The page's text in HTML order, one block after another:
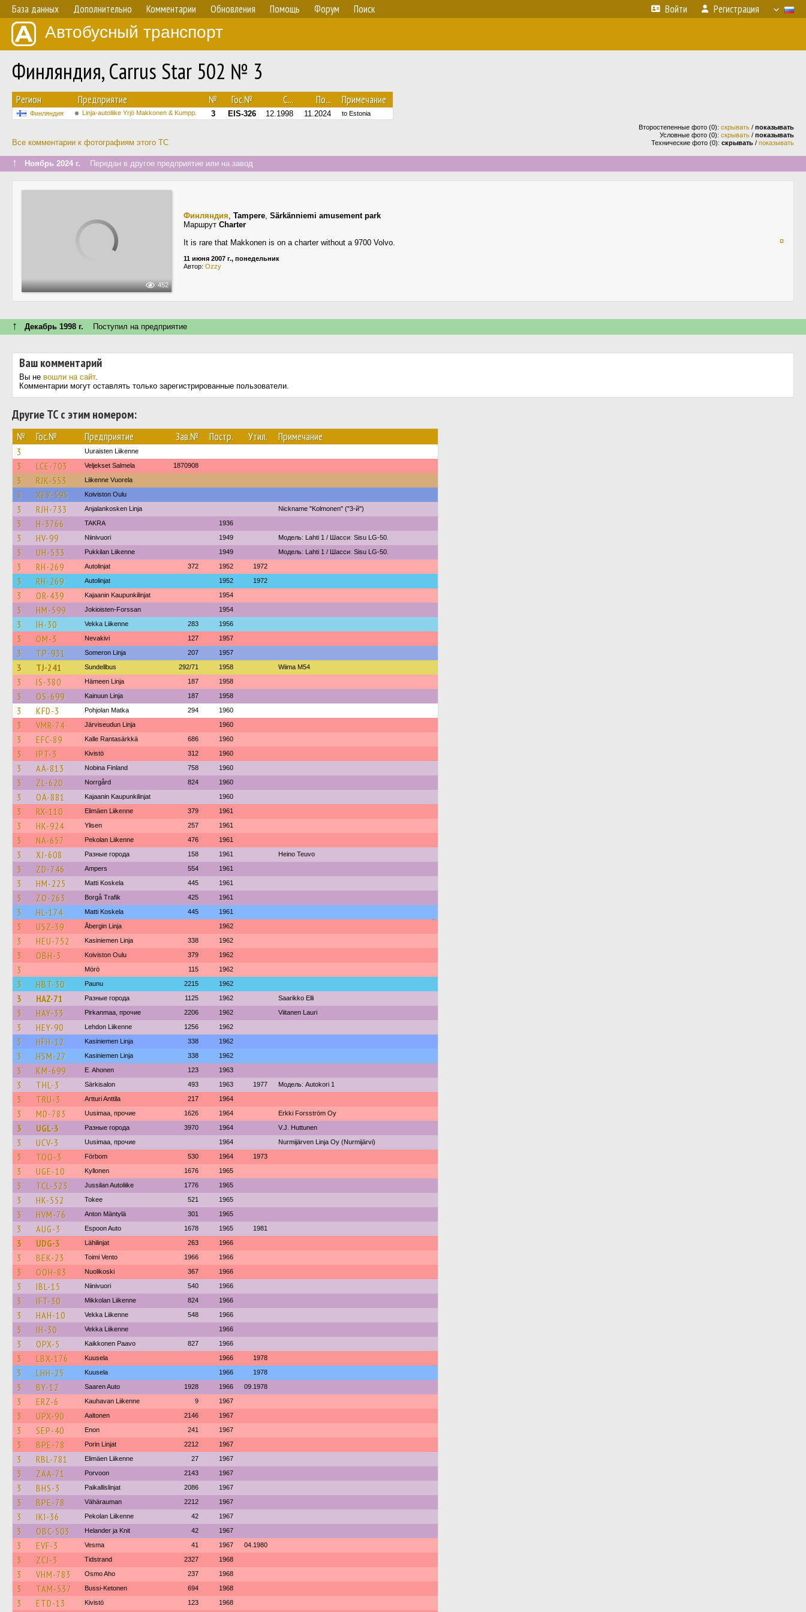
База данных Дополнительно Комментарии Обновления Помощь Форум Поиск Войти Регистрация
Автобусный транспорт
Финляндия, Carrus Star 502 № 3
Регион Предприятие № Гос.№ С... По... Примечание
Финляндия Linja-autoliike Yrjö Makkonen & Kumpp. 3 EIS-326 12.1998 11.2024 to Estonia
Все комментарии к фотографиям этого ТС
Второстепенные фото (0): скрывать / показывать
Условные фото (0): скрывать / показывать
Технические фото (0): скрывать / показывать
↑ Ноябрь 2024 г. Передан в другое предприятие или на завод
452
Финляндия, Tampere, Särkänniemi amusement park
Маршрут Charter
It is rare that Makkonen is on a charter without a 9700 Volvo.
11 июня 2007 г., понедельник
Автор: Ozzy
¤
↑ Декабрь 1998 г. Поступил на предприятие
Ваш комментарий
Вы не вошли на сайт.
Комментарии могут оставлять только зарегистрированные пользователи.
Другие ТС с этим номером:
№ Гос.№ Предприятие Зав.№ Постр. Утил. Примечание
3 Uuraisten Liikenne
3 LCE-703 Veljekset Salmela 1870908
3 RJK-553 Liikenne Vuorela
3 XEY-595 Koiviston Oulu
3 RJH-733 Anjalankosken Linja Nickname "Kolmonen" ("3-й")
3 H-3766 TAKRA 1936
3 HV-99 Niinivuori 1949 Модель: Lahti 1 / Шасси: Sisu LG-50.
3 UH-533 Pukkilan Liikenne 1949 Модель: Lahti 1 / Шасси: Sisu LG-50.
3 RH-269 Autolinjat 372 1952 1972
3 RH-269 Autolinjat 1952 1972
3 OR-439 Kajaanin Kaupunkilinjat 1954
3 HM-599 Jokioisten-Forssan 1954
3 IH-30 Vekka Liikenne 283 1956
3 OM-3 Nevakivi 127 1957
3 TP-931 Someron Linja 207 1957
3 TJ-241 Sundellbus 292/71 1958 Wiima M54
3 IS-380 Hämeen Linja 187 1958
3 OS-699 Kainuun Linja 187 1958
3 KFD-3 Pohjolan Matka 294 1960
3 VMR-74 Järviseudun Linja 1960
3 EFC-89 Kalle Rantasärkkä 686 1960
3 IPT-3 Kivistö 312 1960
3 AÄ-813 Nobina Finland 758 1960
3 ZL-620 Norrgård 824 1960
3 OÄ-881 Kajaanin Kaupunkilinjat 1960
3 RX-110 Elimäen Liikenne 379 1961
3 HK-924 Ylisen 257 1961
3 NA-657 Pekolan Liikenne 476 1961
3 XJ-608 Разные города 158 1961 Heino Teuvo
3 ZD-746 Ampers 554 1961
3 HM-225 Matti Koskela 445 1961
3 ZO-263 Borgå Trafik 425 1961
3 HL-174 Matti Koskela 445 1961
3 USZ-39 Åbergin Linja 1962
3 HEU-752 Kasiniemen Linja 338 1962
3 OBH-3 Koiviston Oulu 379 1962
3 Mörö 115 1962
3 HBT-30 Paunu 2215 1962
3 HAZ-71 Разные города 1125 1962 Saarikko Elli
3 HAY-33 Pirkanmaa, прочие 2206 1962 Viitanen Lauri
3 HEY-90 Lehdon Liikenne 1256 1962
3 HFH-12 Kasiniemen Linja 338 1962
3 HSM-27 Kasiniemen Linja 338 1962
3 KM-699 E. Ahonen 123 1963
3 THL-3 Särkisalon 493 1963 1977 Модель: Autokori 1
3 TRU-3 Artturi Anttila 217 1964
3 MD-783 Uusimaa, прочие 1626 1964 Erkki Forsström Oy
3 UGL-3 Разные города 3970 1964 V.J. Huttunen
3 UCV-3 Uusimaa, прочие 1964 Nurmijärven Linja Oy (Nurmijärvi)
3 TOO-3 Förbom 530 1964 1973
3 UGE-10 Kyllonen 1676 1965
3 TCL-323 Jussilan Autoliike 1776 1965
3 HK-552 Tokee 521 1965
3 HVM-76 Anton Mäntylä 301 1965
3 AUG-3 Espoon Auto 1678 1965 1981
3 UDG-3 Lähilinjat 263 1966
3 BEK-23 Toimi Vento 1966 1966
3 OOH-83 Nuolikoski 367 1966
3 IBL-15 Niinivuori 540 1966
3 IFT-30 Mikkolan Liikenne 824 1966
3 HAH-10 Vekka Liikenne 548 1966
3 IH-30 Vekka Liikenne 1966
3 OPX-5 Kaikkonen Paavo 827 1966
3 LBX-176 Kuusela 1966 1978
3 LHH-25 Kuusela 1966 1978
3 BY-12 Saaren Auto 1928 1966 09.1978
3 ERZ-6 Kauhavan Liikenne 9 1967
3 UPX-90 Aaltonen 2146 1967
3 SEP-40 Enon 241 1967
3 BPE-78 Porin Linjat 2212 1967
3 RBL-781 Elimäen Liikenne 27 1967
3 ZAA-71 Porvoon 2143 1967
3 BHS-3 Paikallislinjat 2086 1967
3 BPE-78 Vähärauman 2212 1967
3 IKI-36 Pekolan Liikenne 42 1967
3 OBC-503 Helander ja Knit 42 1967
3 EVF-3 Vesma 41 1967 04.1980
3 ZCJ-3 Tidstrand 2327 1968
3 VHM-783 Osmo Aho 237 1968
3 TAM-537 Bussi-Ketonen 694 1968
3 ETD-13 Kivistö 123 1968